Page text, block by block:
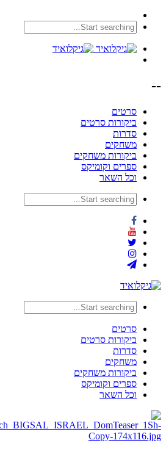
--
סרטים
ביקורות סרטים
סדרות
משחקים
ביקורות משחקים
ספרים וקומיקס
וכל השאר
סרטים
ביקורות סרטים
סדרות
משחקים
ביקורות משחקים
ספרים וקומיקס
וכל השאר